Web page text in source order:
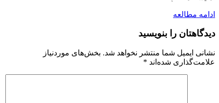
ادامه مطالعه
دیدگاهتان را بنویسید
نشانی ایمیل شما منتشر نخواهد شد. بخش‌های موردنیاز
علامت‌گذاری شده‌اند *